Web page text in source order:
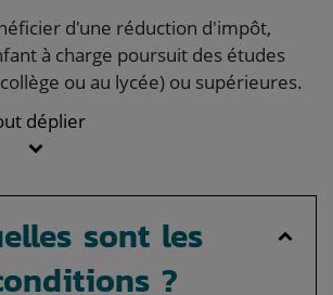
d'une réduction d'impôt,
à charge poursuit des études
ou au lycée) ou supérieures.
déplier
sont les
?